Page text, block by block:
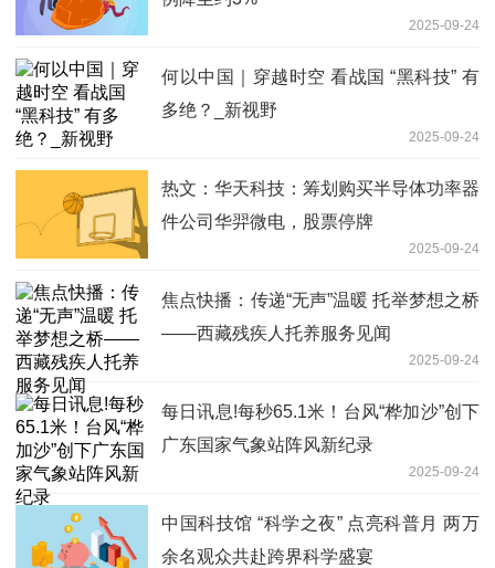
2025-09-24
何以中国｜穿越时空 看战国 “黑科技” 有
多绝？_新视野
2025-09-24
热文：华天科技：筹划购买半导体功率器
件公司华羿微电，股票停牌
2025-09-24
焦点快播：传递“无声”温暖 托举梦想之桥
——西藏残疾人托养服务见闻
2025-09-24
每日讯息!每秒65.1米！台风“桦加沙”创下
广东国家气象站阵风新纪录
2025-09-24
中国科技馆 “科学之夜” 点亮科普月 两万
余名观众共赴跨界科学盛宴